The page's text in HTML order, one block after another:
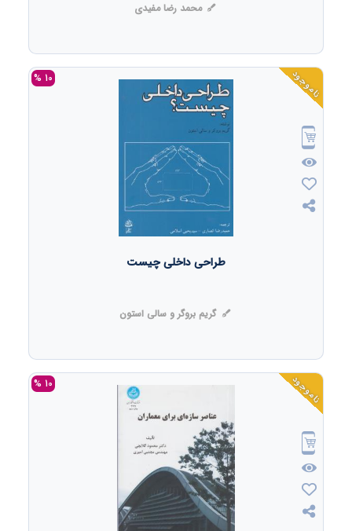
محمد رضا مفیدی
ناموجود 10 %
طراحی داخلی چیست
گریم بروگر و سالی استون
ناموجود 10 %